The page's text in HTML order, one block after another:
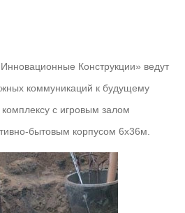
Конструкции» ведут
коммуникаций к будущему
с игровым залом
бытовым корпусом 6х36м.